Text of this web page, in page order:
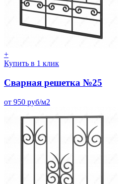
+
Купить в 1 клик
Сварная решетка №25
от 950 руб/м2